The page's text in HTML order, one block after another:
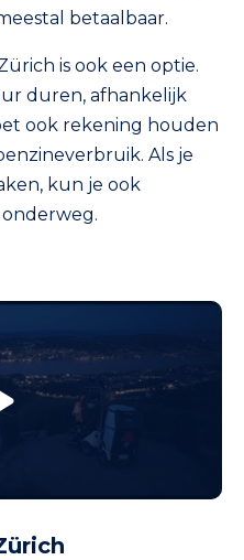
betaalbaar.
is ook een optie.
duren, afhankelijk
ook rekening houden
Als je
kun je ook